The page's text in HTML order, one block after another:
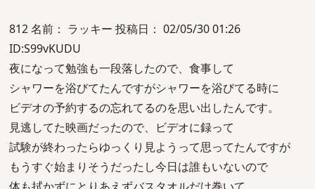
812 名前： ラッキー 投稿日： 02/05/30 01:26
ID:S99vKUDU
夜になって勉強も一段落したので、食事して
シャワーを浴びてたんですがシャワーを浴びてる時に
ビデオの予約するの忘れてるのを思い出したんです。
見逃してた映画だったので、ビデオに録って
試験が終わったらゆっくり見ようって思ってたんですが
もうすぐ始まりそうだったし今日は誰もいないので